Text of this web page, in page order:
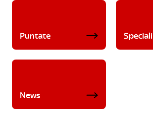
Puntate Speciali
News